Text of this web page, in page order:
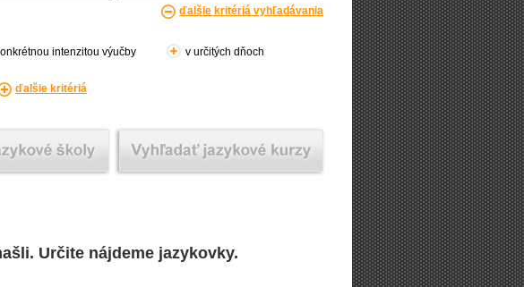
ďalšie kritériá vyhľadávania
intenzitou výučby v určitých dňoch
ďalšie kritériá
Určite nájdeme jazykovky.